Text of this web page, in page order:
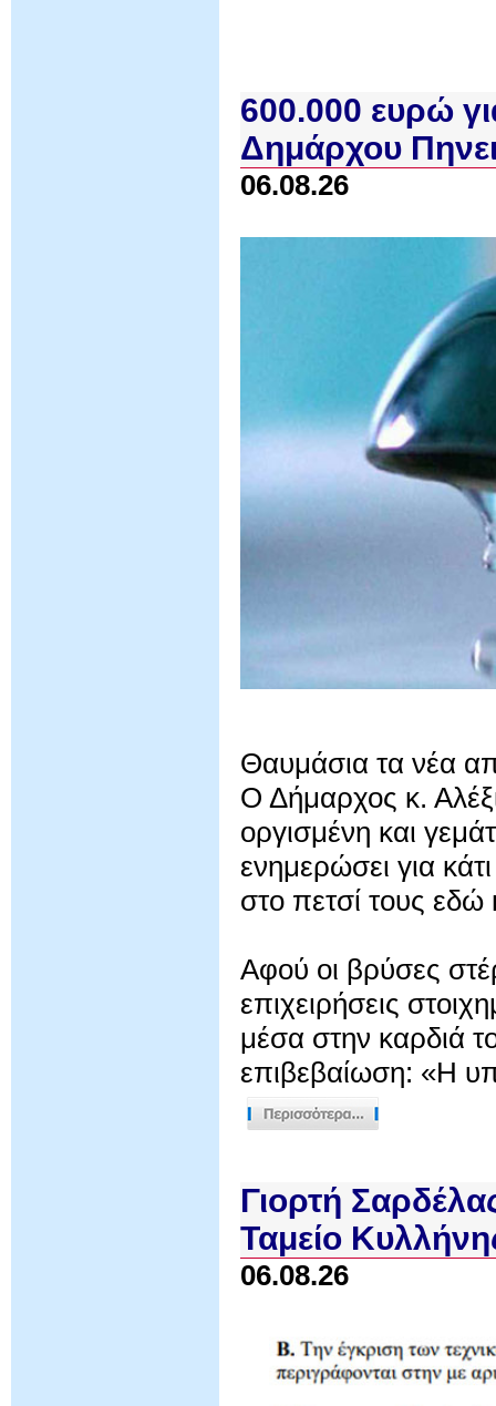
600.000 ευρώ
Δημάρχου
06.08.26
Θαυμάσια τα νέα
Ο Δήμαρχος κ.
οργισμένη και
ενημερώσει για
στο πετσί τους εδώ
Αφού οι βρύσες
επιχειρήσεις
μέσα στην καρδιά
επιβεβαίωση: «Η
Γιορτή
Ταμείο
06.08.26